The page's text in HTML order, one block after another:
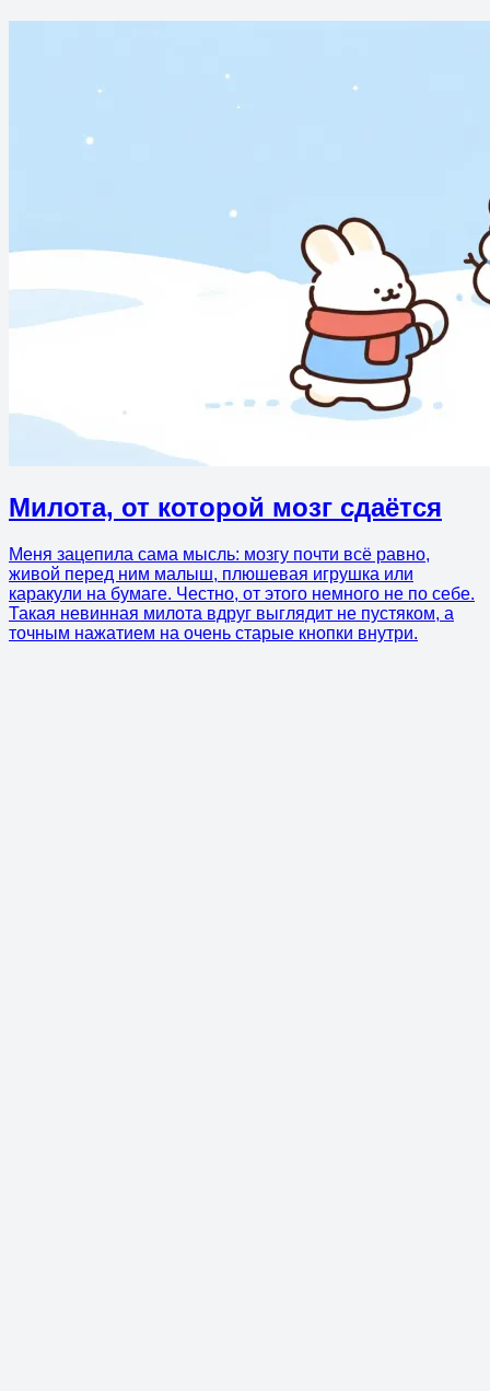
Милота, от которой мозг сдаётся
Меня зацепила сама мысль: мозгу почти всё равно,
живой перед ним малыш, плюшевая игрушка или
каракули на бумаге. Честно, от этого немного не по себе.
Такая невинная милота вдруг выглядит не пустяком, а
точным нажатием на очень старые кнопки внутри.